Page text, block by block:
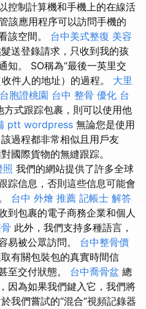
控制計算機和手機上的在線活
該應用程序可以訪問手機的
該空間。 台中美式整復 美容
送登錄請求，只收到我的孩
知。 SO稱為“最後一英里交
件人的地址）的過程。 大里
台胞證桃園 台中 整骨 優化 台
方式跟踪包裹，則可以使用他
ptt wordpress 無論您是使用
過程都非常相似且用戶友
國際貨物的無縫跟踪。
照 我們的網站提供了許多全球
踪信息，否則這些信息可能會
台中 外燴 推薦 記帳士 解答
到包裹的電子商務企業和個人
此外，我們支持多種語言，
易被公眾訪問。 台中整骨價
有關包裝包的真實時間信
至交付狀態。 台中喬骨盆 總
因為如果我們鍵入它，我們將
我們嘗試的“混合”視頻記錄器